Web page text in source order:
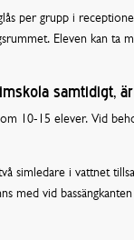
per grupp i
Eleven kan ta
samtidigt,
10-15 elever. Vid
simledare i vattnet
med vid